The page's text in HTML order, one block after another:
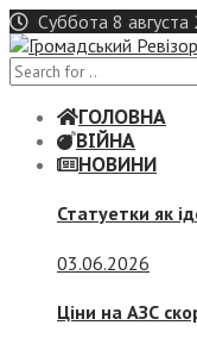
Skip
to
content
Суббота 8 августа
ГОЛОВНА
ВІЙНА
НОВИНИ
Статуетки як
03.06.2026
Ціни на АЗС